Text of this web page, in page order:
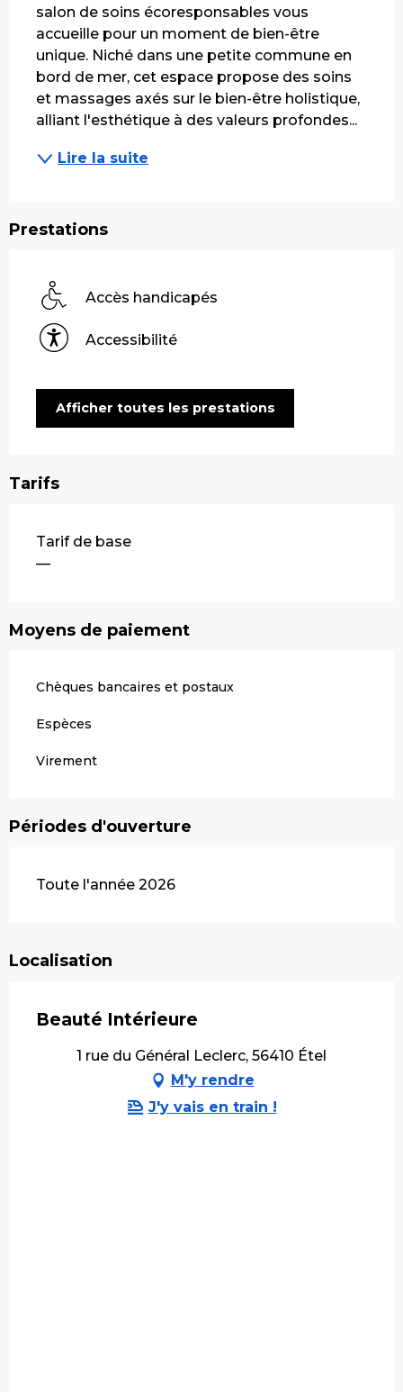
salon de soins écoresponsables vous
accueille pour un moment de bien-être
unique. Niché dans une petite commune en
bord de mer, cet espace propose des soins
et massages axés sur le bien-être holistique,
alliant l'esthétique à des valeurs profondes...
Lire la suite
Prestations
Accès handicapés
Accessibilité
Afficher toutes les prestations
Tarifs
Tarifs 2026
Tarif de base
—
Moyens de paiement
Chèques bancaires et postaux
Espèces
Virement
Périodes d'ouverture
Toute l'année 2026
Localisation
Beauté Intérieure
1 rue du Général Leclerc, 56410 Étel
M'y rendre
J'y vais en train !